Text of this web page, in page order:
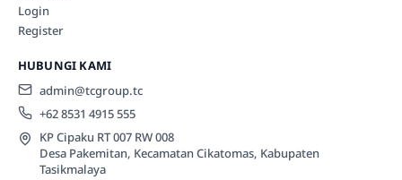
Login
Register
HUBUNGI KAMI
admin@tcgroup.tc
+62 8531 4915 555
KP Cipaku RT 007 RW 008
Desa Pakemitan, Kecamatan Cikatomas, Kabupaten
Tasikmalaya